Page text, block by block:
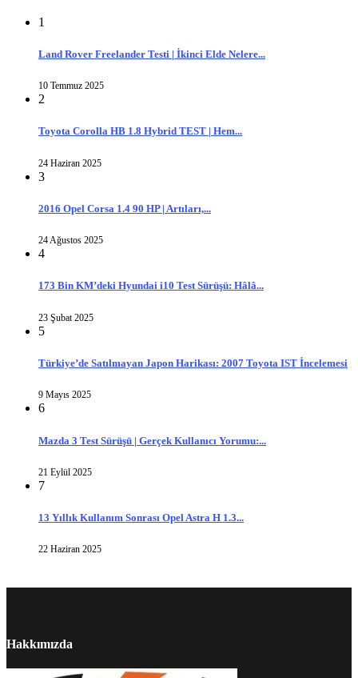
1
Land Rover Freelander Testi | İkinci Elde Nelere...
10 Temmuz 2025
2
Toyota Corolla HB 1.8 Hybrid TEST | Hem...
24 Haziran 2025
3
2016 Opel Corsa 1.4 90 HP | Artıları,...
24 Ağustos 2025
4
173 Bin KM’deki Hyundai i10 Test Sürüşü: Hâlâ...
23 Şubat 2025
5
Türkiye’de Satılmayan Japon Harikası: 2007 Toyota IST İncelemesi
9 Mayıs 2025
6
Mazda 3 Test Sürüşü | Gerçek Kullanıcı Yorumu:...
21 Eylül 2025
7
13 Yıllık Kullanım Sonrası Opel Astra H 1.3...
22 Haziran 2025
Hakkımızda